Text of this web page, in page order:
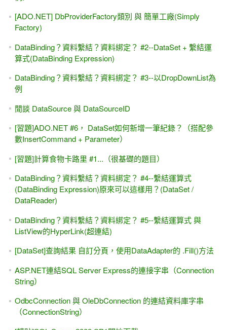
[廣告]老王賣瓜.....哪本 ASP.NET的書值得你留下來？
[讀書心得]資料分頁的最佳化，以SQL 2012的 OFFSET-
FETCH為例
[IT邦幫忙]鐵人賽 -- MIS2000 Lab，我的IT人生與職場--從零
開始的前十五年 與 我的微創業
[youtube影片] ASP.NET - Model Binding 從MVC到Web Form
都可使用
這就是我們的學校教出來的 [程式設計].....Orz 兼論 [教學]與
[良心]
Model Binding入門、簡介、初試身手 #1 -- 搭配ASP.NET
Web Form (不使用EF)
[.NET 4.5] ASP.NET 使用 Async 和 Await (非同步) 同時發出
多個 Web要求, 存取多個網頁
上集 Ch.10 -- .Controls() / .Controls[]的補充範例 #1
[習題]自訂ASP.NET日曆控制項（Calendar）的日期--個人行
事曆
[習題]String.Format()，裡面的 {0}與{1}是什麼意思？
ASP.NET MVC 的 JavaScriptResult
最淺、最入門、從零開始 -- ASP.NET MVC 4.0 實務專題範例
教學